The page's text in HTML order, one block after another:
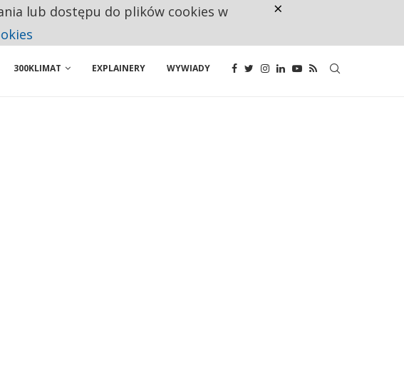
300KLIMAT EXPLAINERY WYWIADY
lub dostępu do plików cookies w
×